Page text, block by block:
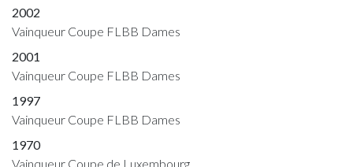
2002
Vainqueur Coupe FLBB Dames
2001
Vainqueur Coupe FLBB Dames
1997
Vainqueur Coupe FLBB Dames
1970
Vainqueur Coupe de Luxembourg